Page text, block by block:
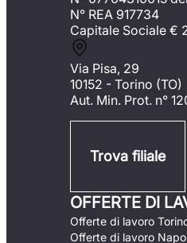
N° REA 917734
Capitale Sociale €
Via Pisa, 29
10152 - Torino (TO)
Aut. Min. Prot. n°
Trova filiale
OFFERTE DI
Offerte di lavoro
Offerte di lavoro